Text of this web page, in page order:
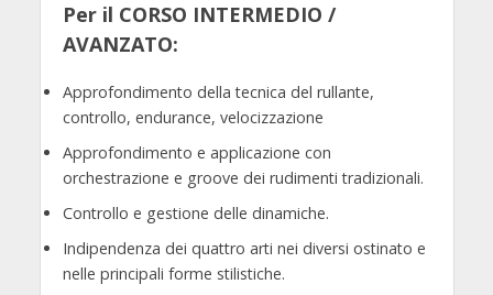
Per il CORSO INTERMEDIO /
AVANZATO:
Approfondimento della tecnica del rullante,
controllo, endurance, velocizzazione
Approfondimento e applicazione con
orchestrazione e groove dei rudimenti tradizionali.
Controllo e gestione delle dinamiche.
Indipendenza dei quattro arti nei diversi ostinato e
nelle principali forme stilistiche.